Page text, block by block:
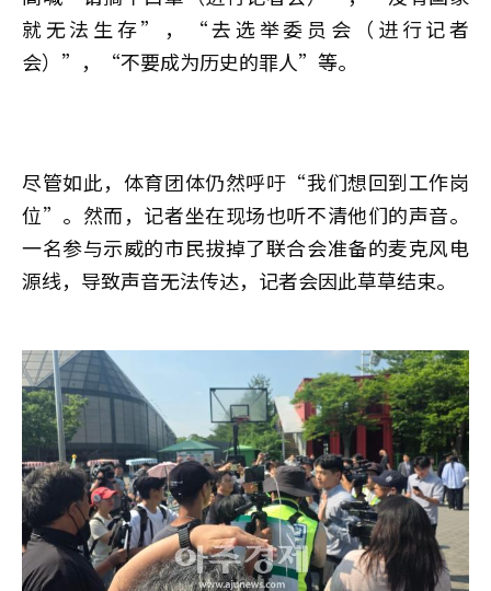
就无法生存”，“去选举委员会（进行记者
会）”，“不要成为历史的罪人”等。
尽管如此，体育团体仍然呼吁“我们想回到工作岗
位”。然而，记者坐在现场也听不清他们的声音。
一名参与示威的市民拔掉了联合会准备的麦克风电
源线，导致声音无法传达，记者会因此草草结束。